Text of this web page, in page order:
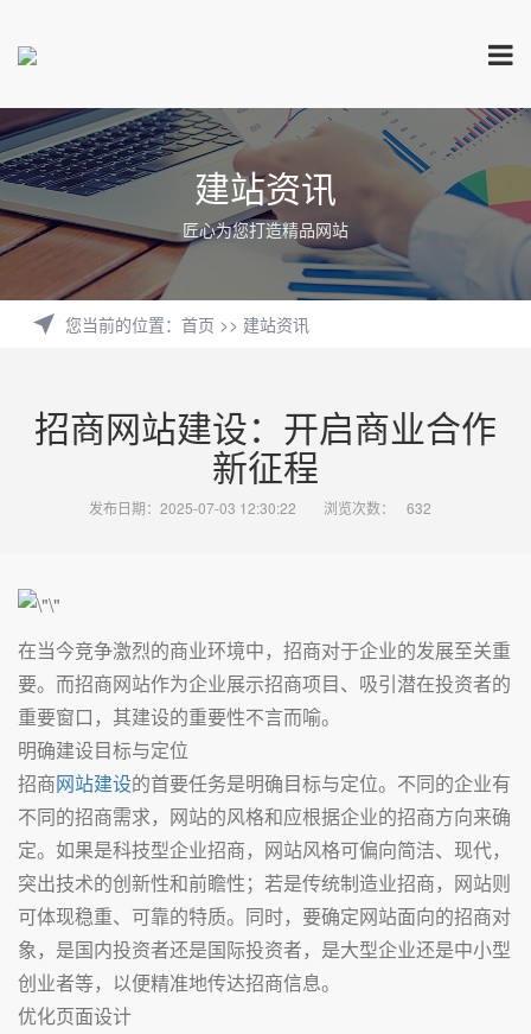
建站资讯
匠心为您打造精品网站
您当前的位置： 首页 >> 建站资讯
招商网站建设：开启商业合作
新征程
发布日期：2025-07-03 12:30:22 浏览次数： 632
在当今竞争激烈的商业环境中，招商对于企业的发展至关重
要。而招商网站作为企业展示招商项目、吸引潜在投资者的
重要窗口，其建设的重要性不言而喻。
明确建设目标与定位
招商网站建设的首要任务是明确目标与定位。不同的企业有
不同的招商需求，网站的风格和应根据企业的招商方向来确
定。如果是科技型企业招商，网站风格可偏向简洁、现代，
突出技术的创新性和前瞻性；若是传统制造业招商，网站则
可体现稳重、可靠的特质。同时，要确定网站面向的招商对
象，是国内投资者还是国际投资者，是大型企业还是中小型
创业者等，以便精准地传达招商信息。
优化页面设计